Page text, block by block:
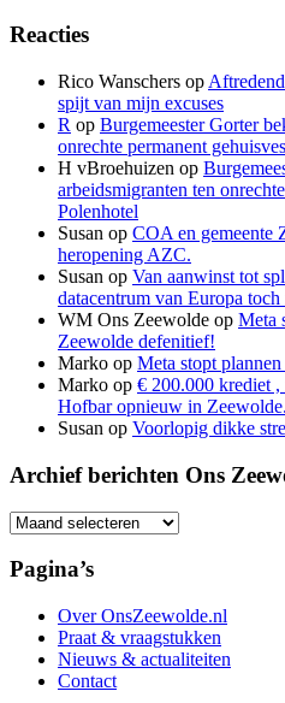
Reacties
Rico Wanschers op
spijt van mijn excuses
R op Burgemeester Gorter
onrechte permanent
H vBroehuizen op
arbeidsmigranten ten
Polenhotel
Susan op COA en gemeente
heropening AZC.
Susan op Van aanwinst tot
datacentrum van Europa
WM Ons Zeewolde op Meta
Zeewolde defenitief!
Marko op Meta stopt
Marko op € 200.000 krediet
Hofbar opnieuw in Zeewolde.
Susan op Voorlopig dikke
Archief berichten Ons
Archief
Ons
Zeewolde
Pagina’s
Over OnsZeewolde.nl
Praat & vraagstukken
Nieuws & actualiteiten
Contact